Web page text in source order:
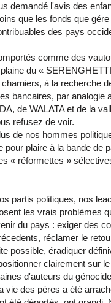
demandé l'avis des
que les fonds que
des pays
comme des
du «
à la recherche
bancaires, par analogie
de WALATA et de la
refusez de voir.
de nos hommes
pour plaire à la bande de
« réformettes »
partis politiques, nos
les vrais problèmes
du pays : exiger des
réclamer le
possible, éradiquer
clairement sur
d'auteurs du
vie des pères a été